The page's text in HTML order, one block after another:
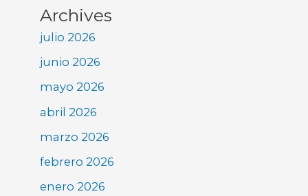
Archives
julio 2026
junio 2026
mayo 2026
abril 2026
marzo 2026
febrero 2026
enero 2026